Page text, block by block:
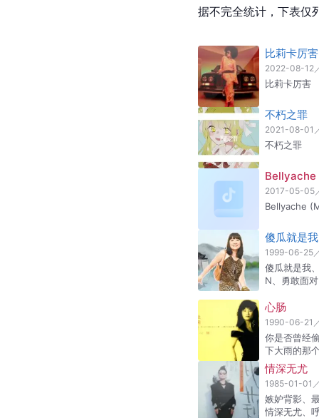
据不完全统计，下表仅
比莉卡厉害
2022-08-12
比莉卡厉害
不朽之罪
2021-08-01
不朽之罪
Bellyache
2017-05-05
Bellyache
傻瓜就是我
1999-06-25
傻瓜就是我
N、勇敢面
心肠
1990-06-21
你是否曾经
下大雨的那
情深无尤
1985-01-01
嫉妒背影、
情深无尤、